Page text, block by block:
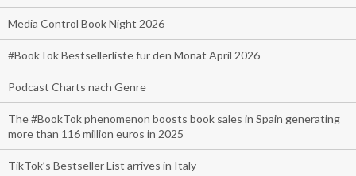
Media Control Book Night 2026
#BookTok Bestsellerliste für den Monat April 2026
Podcast Charts nach Genre
The #BookTok phenomenon boosts book sales in Spain generating
more than 116 million euros in 2025
TikTok’s Bestseller List arrives in Italy